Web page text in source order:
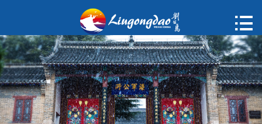
购票
概况
动态
